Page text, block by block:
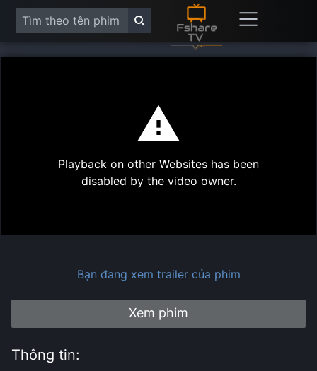
Play
Playback on other Websites has been
disabled by the video owner.
Bạn đang xem trailer của phim
Xem phim
Thông tin: